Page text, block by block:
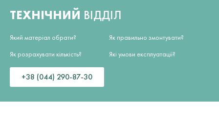
ТЕХНІЧНИЙ ВІДДІЛ
Який матеріал обрати?
Як розрахувати кількість?
Як правильно змонтувати?
Які умови експлуатації?
+38 (044) 290-87-30